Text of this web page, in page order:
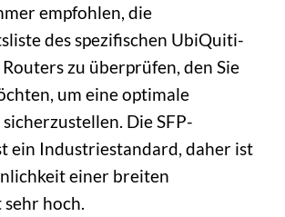
empfohlen, die
des spezifischen UbiQuiti-
zu überprüfen, den Sie
um eine optimale
Die SFP-
ein Industriestandard, daher ist
einer breiten
hoch.